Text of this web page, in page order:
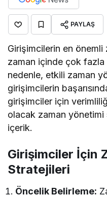
PAYLAŞ
Girişimcilerin en önemli
zaman içinde çok fazla
nedenle, etkili zaman
girişimcilerin
girişimciler için
olacak zaman
içerik.
Girişimciler İçin
Stratejileri
Öncelik Belirleme: